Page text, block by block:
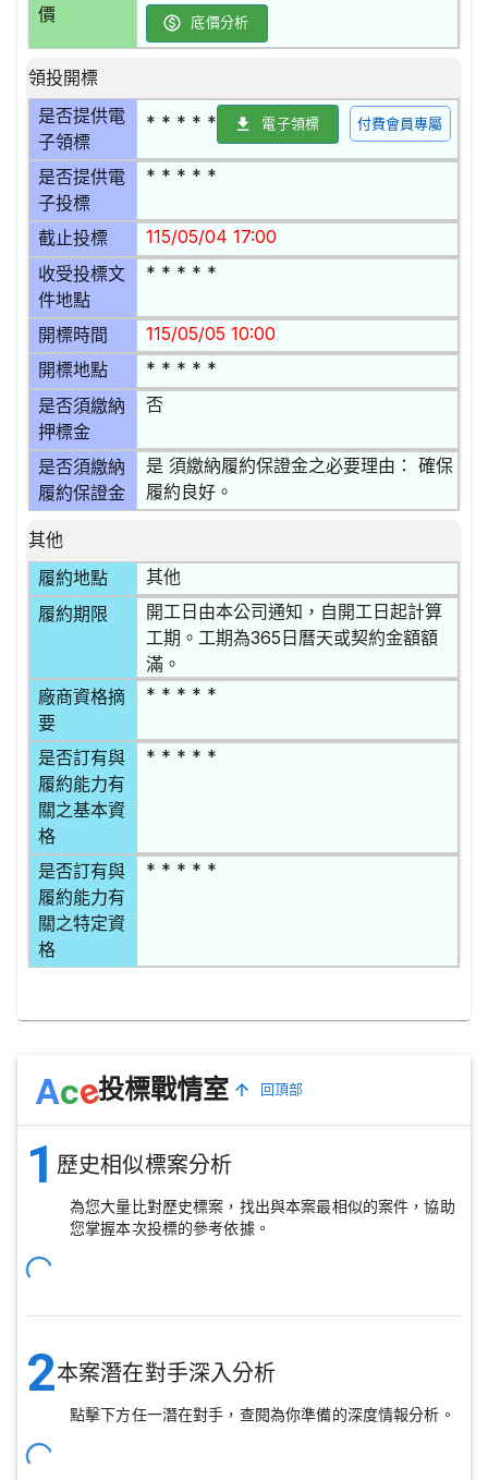
價
底價分析
領投開標
是否提供電
子領標
* * * * * 電子領標 付費會員專屬
是否提供電
子投標
* * * * *
截止投標 115/05/04 17:00
收受投標文
件地點
* * * * *
開標時間 115/05/05 10:00
開標地點 * * * * *
是否須繳納
押標金
否
是否須繳納
履約保證金
是 須繳納履約保證金之必要理由： 確保
履約良好。
其他
履約地點
其他
履約期限
開工日由本公司通知，自開工日起計算
工期。工期為365日曆天或契約金額額
滿。
廠商資格摘
要
* * * * *
是否訂有與
履約能力有
關之基本資
格
* * * * *
是否訂有與
履約能力有
關之特定資
格
* * * * *
Ace投標戰情室 回頂部
1 歷史相似標案分析
為您大量比對歷史標案，找出與本案最相似的案件，協助
您掌握本次投標的參考依據。
2本案潛在對手深入分析
點擊下方任一潛在對手，查閱為你準備的深度情報分析。